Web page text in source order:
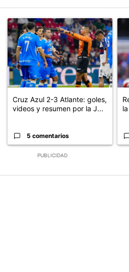
PUBLICIDAD
Un artículo de tendencia con el
Cruz Azul 2-3 Atlante: goles,
videos y resumen por la J...
5 comentarios